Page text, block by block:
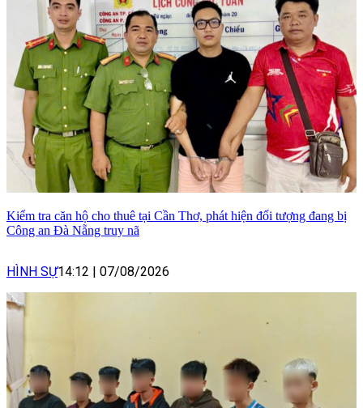
Kiểm tra căn hộ cho thuê tại Cần Thơ, phát hiện đối tượng đang bị
Công an Đà Nẵng truy nã
HÌNH SỰ14:12 | 07/08/2026